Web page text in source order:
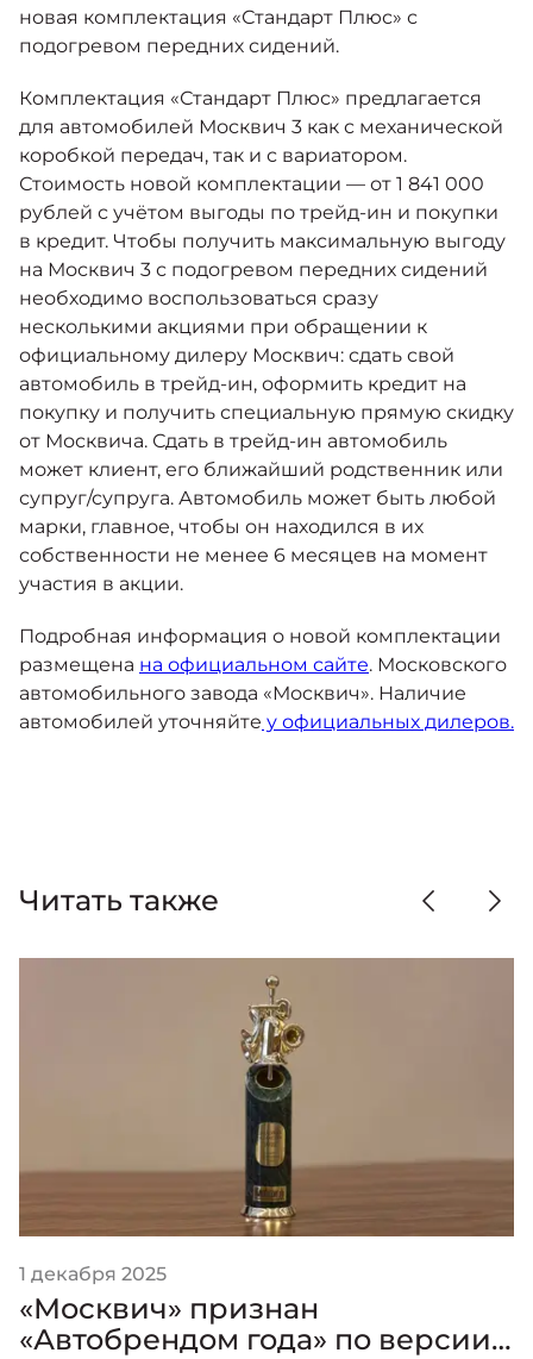
Москвич 6
Яркий динамичный седан
от 2 237 000 ₽*
Москвич 3 с ручным
управлением (РУ)
Кроссовер, создающий равные
возможности
от 2 069 000 ₽*
Москвич 8
Практичный семиместный
кроссовер
от 3 125 000 ₽*
Спецпредложения
Калькулятор трейд-ин
Страховые программы
СЕРВИСНЫЕ АКЦИИ
АКСЕССУАРЫ
новая комплектация «Стандарт Плюс» с
подогревом передних сидений.
Комплектация «Стандарт Плюс» предлагается
для автомобилей Москвич 3 как с механической
коробкой передач, так и с вариатором.
Стоимость новой комплектации — от 1 841 000
рублей с учётом выгоды по трейд-ин и покупки
в кредит. Чтобы получить максимальную выгоду
на Москвич 3 с подогревом передних сидений
необходимо воспользоваться сразу
несколькими акциями при обращении к
официальному дилеру Москвич: сдать свой
автомобиль в трейд-ин, оформить кредит на
покупку и получить специальную прямую скидку
от Москвича. Сдать в трейд-ин автомобиль
может клиент, его ближайший родственник или
супруг/супруга. Автомобиль может быть любой
марки, главное, чтобы он находился в их
собственности не менее 6 месяцев на момент
участия в акции.
Подробная информация о новой комплектации
размещена на официальном сайте. Московского
автомобильного завода «Москвич». Наличие
автомобилей уточняйте у официальных дилеров.
Читать также
1 декабря 2025
«Москвич» признан
«Автобрендом года» по версии